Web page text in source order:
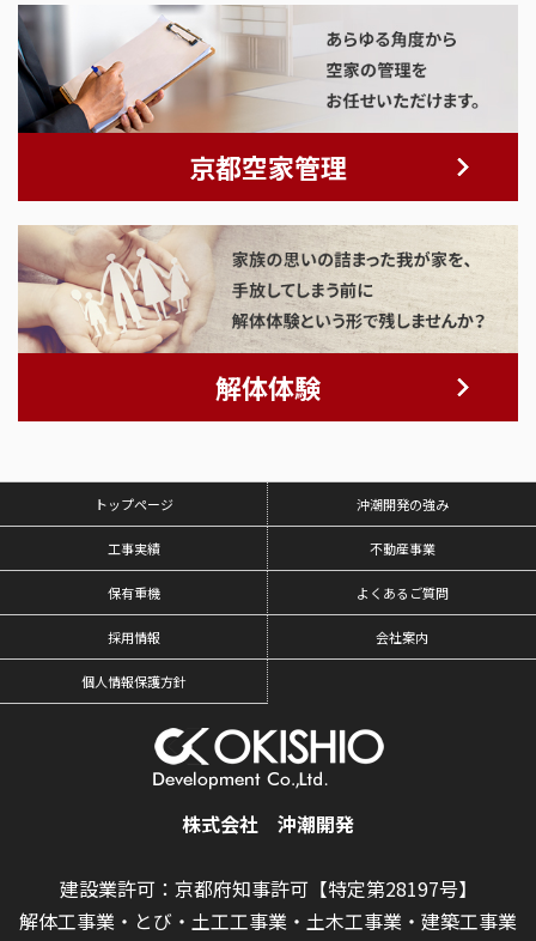
京都空家管理
解体体験
トップページ 沖潮開発の強み
工事実績 不動産事業
保有重機 よくあるご質問
採用情報 会社案内
個人情報保護方針
株式会社 沖潮開発
建設業許可：京都府知事許可【特定第28197号】
解体工事業・とび・土工工事業・土木工事業・建築工事業